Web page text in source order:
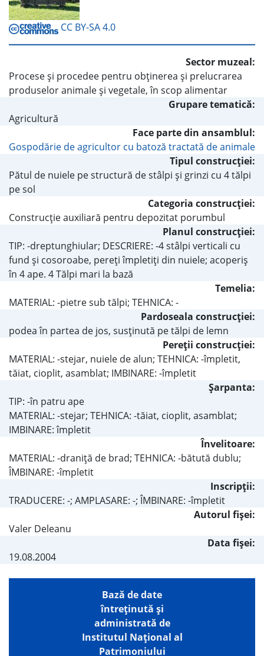
CC BY-SA 4.0
Sector muzeal:
Procese şi procedee pentru obţinerea şi prelucrarea
produselor animale şi vegetale, în scop alimentar
Grupare tematică:
Agricultură
Face parte din ansamblul:
Gospodărie de agricultor cu batoză tractată de animale
Tipul construcţiei:
Pătul de nuiele pe structură de stâlpi şi grinzi cu 4 tălpi
pe sol
Categoria construcţiei:
Construcţie auxiliară pentru depozitat porumbul
Planul construcţiei:
TIP: -dreptunghiular; DESCRIERE: -4 stâlpi verticali cu
fund şi cosoroabe, pereţi împletiţi din nuiele; acoperiş
în 4 ape. 4 Tălpi mari la bază
Temelia:
MATERIAL: -pietre sub tălpi; TEHNICA: -
Pardoseala construcţiei:
podea în partea de jos, susţinută pe tălpi de lemn
Pereţii construcţiei:
MATERIAL: -stejar, nuiele de alun; TEHNICA: -împletit,
tăiat, cioplit, asamblat; IMBINARE: -împletit
Şarpanta:
TIP: -în patru ape
MATERIAL: -stejar; TEHNICA: -tăiat, cioplit, asamblat;
IMBINARE: împletit
Învelitoare:
MATERIAL: -draniţă de brad; TEHNICA: -bătută dublu;
ÎMBINARE: -împletit
Inscripţii:
TRADUCERE: -; AMPLASARE: -; ÎMBINARE: -împletit
Autorul fişei:
Valer Deleanu
Data fișei:
19.08.2004
Bază de date
întreţinută şi
administrată de
Institutul Național al
Patrimoniului